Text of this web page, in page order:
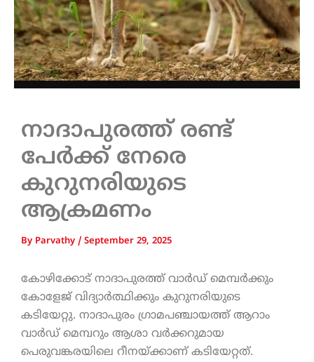
നാദാപുരത്ത് രണ്ട്
പേർക്ക് നേരെ
കുറുനരിയുടെ
ആക്രമണം
By Parvathy / September 29, 2025
കോഴിക്കോട് നാദാപുരത്ത് വാർഡ് മെമ്പർക്കും
കോളേജ് വിദ്യാര്‍ത്ഥിക്കും കുറുനരിയുടെ
കടിയേറ്റു. നാദാപുരം ഗ്രാമപഞ്ചായത്ത് ആറാം
വാർഡ് മെമ്പറും ആശാ വർക്കറുമായ
പെരുവങ്കരയിലെ റീനയ്ക്കാണ് കടിയേറ്റത്.